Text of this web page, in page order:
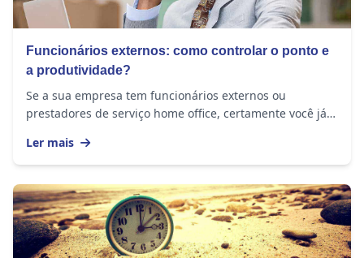
Funcionários externos: como controlar o ponto e
a produtividade?
Se a sua empresa tem funcionários externos ou
prestadores de serviço home office, certamente você já
Ler mais